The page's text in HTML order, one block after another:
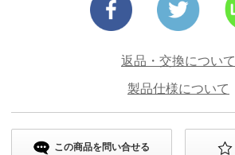
返品・交換について
製品仕様について
この商品を問い合せる